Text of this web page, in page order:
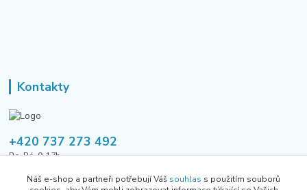
Kontakty
+420 737 273 492
Po-Pá, 9-17h
tusavmanagement@gmail.com
Náš e-shop a partneři potřebují Váš souhlas s použitím souborů